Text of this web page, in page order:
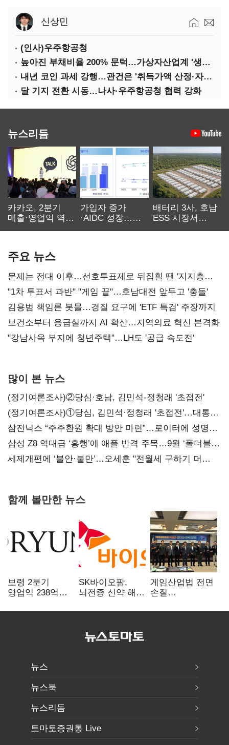
신상민
(인사)우주항공청
높아진 부채비율 200% 문턱…가상자산업계 '생존 시험대'
내년 코인 과세 강행…관건은 '취득가액 산정·자산 이동'
달 기지 전환 시동…나사·우주항공청 협력 강화
뉴스리듬
카카오, 2분기
매출·영업익 역대
가입자 증가
·AIDC 성장…
배터리 3사, 호남
ESS 시장서
주요 뉴스
문제는 전대 이후…선호투표제로 뒤집힐 땐 '지지층
불복'
"1차 투표서 과반" "게임 끝"…호남대전 앞두고 '충돌'
김용범 책임론 봇물…경질 요구에 'ETF 특검' 주장까지
보건소부터 응급실까지 AI 확산…지역의료 혁신 본격화
"강남사옥 부지에 청년주택"…LH도 '공급 속도전'
많이 본 뉴스
(정기여론조사)②당심·호남, 김민석-정청래 '초접전'
(정기여론조사)①당심, 김민석·정청래 '초접전'…대통령
지지도 '50% 아래로'(종합)
삼전닉스 “주주환원 확대 방안 마련”…로이터에 성명
보내
삼성 Z8 역대급 ‘흥행’에 애플 반격 주목…9월 ‘폴더블
대전’
세제개편에 ‘불안·불만’…오세훈 "전월세 구하기 더
함께 볼만한 뉴스
보령 2분기
영업익 238억…
SK바이오팜,
뇌전증 신약 해외
차세대 신약 개발
게임산업법 전면
손질
규제 걷고
뉴스
뉴스북
뉴스리듬
토마토증권통 Live